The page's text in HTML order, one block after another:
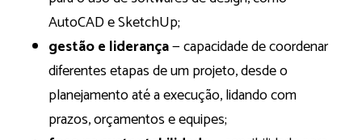
AutoCAD e SketchUp;
gestão e liderança— capacidade de coordenar
diferentes etapas de um projeto, desde o
planejamento até a execução, lidando com
prazos, orçamentos e equipes;